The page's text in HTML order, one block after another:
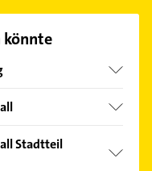
könnte
Stadtteil